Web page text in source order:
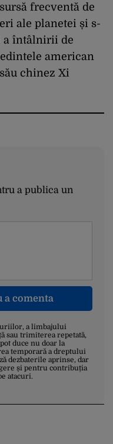
frecventă de
ale planetei și s-
a întâlnirii de
american
chinez Xi
a publica un
comenta
a limbajului
sau trimiterea repetată,
duce nu doar la
temporară a dreptului
dezbaterile aprinse, dar
și pentru contribuția
atacuri.